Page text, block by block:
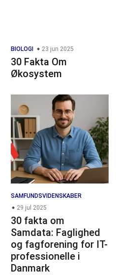
BIOLOGI 23 jun 2025
30 Fakta Om
Økosystem
SAMFUNDSVIDENSKABER
29 jul 2025
30 fakta om
Samdata: Faglighed
og fagforening for IT-
professionelle i
Danmark